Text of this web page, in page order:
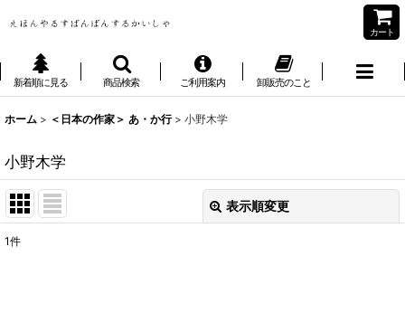
カート
新着順に見る 商品検索 ご利用案内 卸販売のこと
ホーム > ＜日本の作家＞ あ・か行 > 小野木学
小野木学
表示順変更
1件